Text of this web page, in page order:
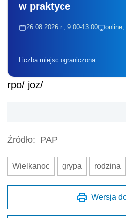
w praktyce
26.08.2026 r., 9:00-13:00 online,
Liczba miejsc ograniczona
rpo/ joz/
Źródło: PAP
Wielkanoc grypa rodzina
Wersja